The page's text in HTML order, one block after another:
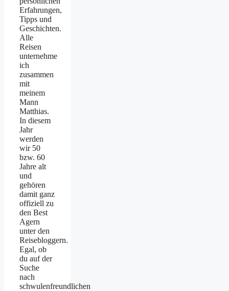
Erfahrungen,
Tipps und
Geschichten.
Alle
Reisen
unternehme
ich
zusammen
mit
meinem
Mann
Matthias.
In diesem
Jahr
werden
wir 50
bzw. 60
Jahre alt
und
gehören
damit ganz
offiziell zu
den Best
Agern
unter den
Reisebloggern.
Egal, ob
du auf der
Suche
nach
schwulenfreundlichen